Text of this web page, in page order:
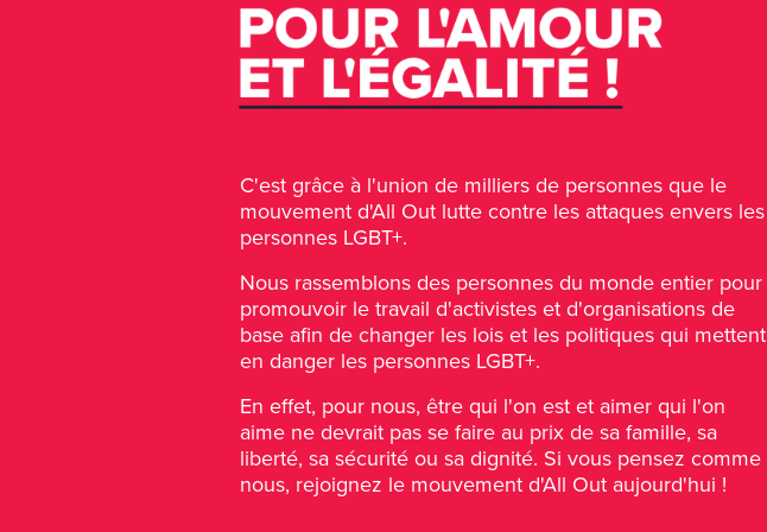
C'est grâce à l'union de milliers de personnes que le
mouvement d'All Out lutte contre les attaques envers les
personnes LGBT+.
Nous rassemblons des personnes du monde entier pour
promouvoir le travail d'activistes et d'organisations de
base afin de changer les lois et les politiques qui mettent
en danger les personnes LGBT+.
En effet, pour nous, être qui l'on est et aimer qui l'on
aime ne devrait pas se faire au prix de sa famille, sa
liberté, sa sécurité ou sa dignité. Si vous pensez comme
nous, rejoignez le mouvement d'All Out aujourd'hui !